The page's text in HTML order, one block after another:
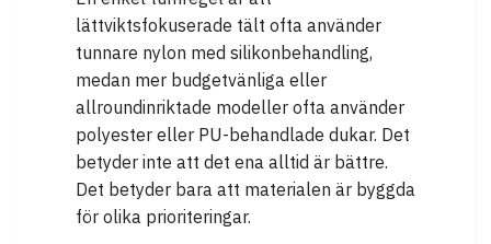
lättviktsfokuserade tält ofta använder
tunnare nylon med silikonbehandling,
medan mer budgetvänliga eller
allroundinriktade modeller ofta använder
polyester eller PU-behandlade dukar. Det
betyder inte att det ena alltid är bättre.
Det betyder bara att materialen är byggda
för olika prioriteringar.